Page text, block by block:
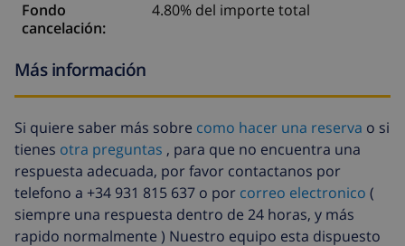
Fondo
cancelación:
4.80% del importe total
Más información
Si quiere saber más sobre como hacer una reserva o si
tienes otra preguntas , para que no encuentra una
respuesta adecuada, por favor contactanos por
telefono a +34 931 815 637 o por correo electronico (
siempre una respuesta dentro de 24 horas, y más
rapido normalmente ) Nuestro equipo esta dispuesto